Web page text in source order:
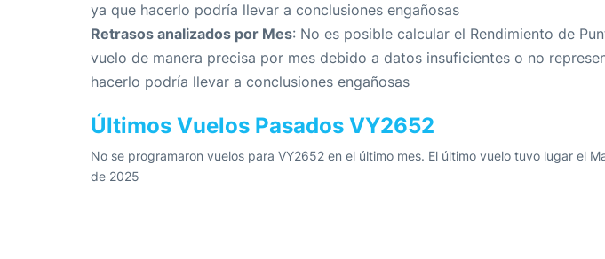
ya que hacerlo podría llevar a conclusiones engañosas
Retrasos analizados por Mes: No es posible calcular el Rendimiento de
vuelo de manera precisa por mes debido a datos insuficientes o no
hacerlo podría llevar a conclusiones engañosas
Últimos Vuelos Pasados VY2652
No se programaron vuelos para VY2652 en el último mes. El último vuelo tuvo lugar el
de 2025